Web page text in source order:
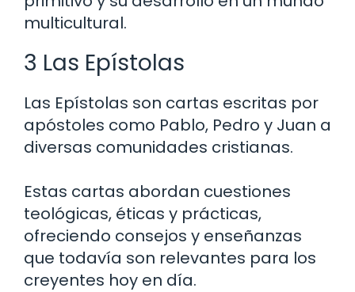
multicultural.
3 Las Epístolas
Las Epístolas son cartas escritas por
apóstoles como Pablo, Pedro y Juan a
diversas comunidades cristianas.
Estas cartas abordan cuestiones
teológicas, éticas y prácticas,
ofreciendo consejos y enseñanzas
que todavía son relevantes para los
creyentes hoy en día.